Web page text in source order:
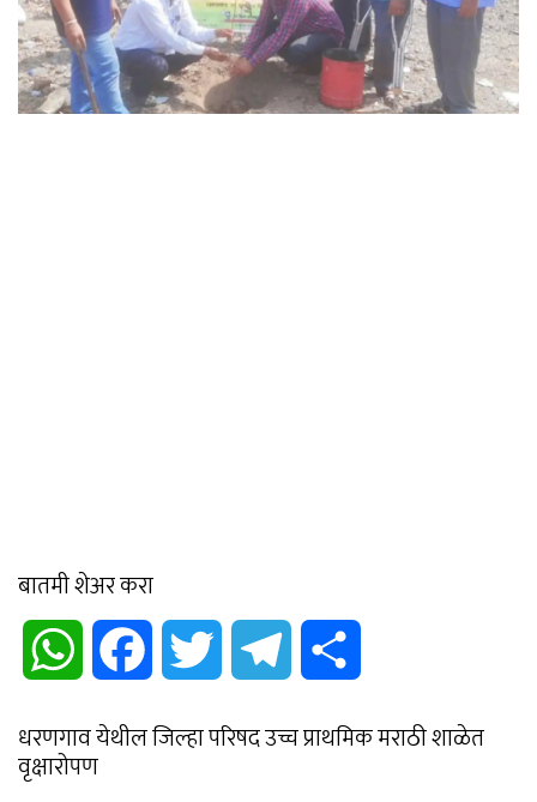
बातमी शेअर करा
WhatsApp Facebook Twitter Telegram
धरणगाव येथील जिल्हा परिषद उच्च प्राथमिक मराठी शाळेत
वृक्षारोपण